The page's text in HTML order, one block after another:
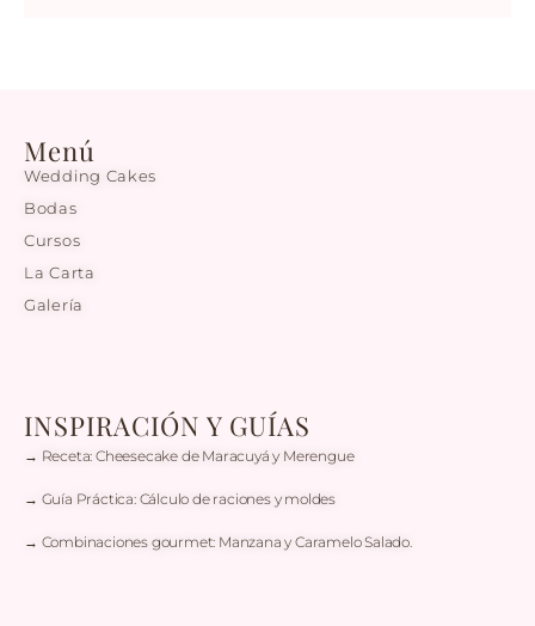
Menú
Wedding Cakes
Bodas
Cursos
La Carta
Galería
INSPIRACIÓN Y GUÍAS
→ Receta: Cheesecake de Maracuyá y Merengue
→ Guía Práctica: Cálculo de raciones y moldes
→ Combinaciones gourmet: Manzana y Caramelo Salado.